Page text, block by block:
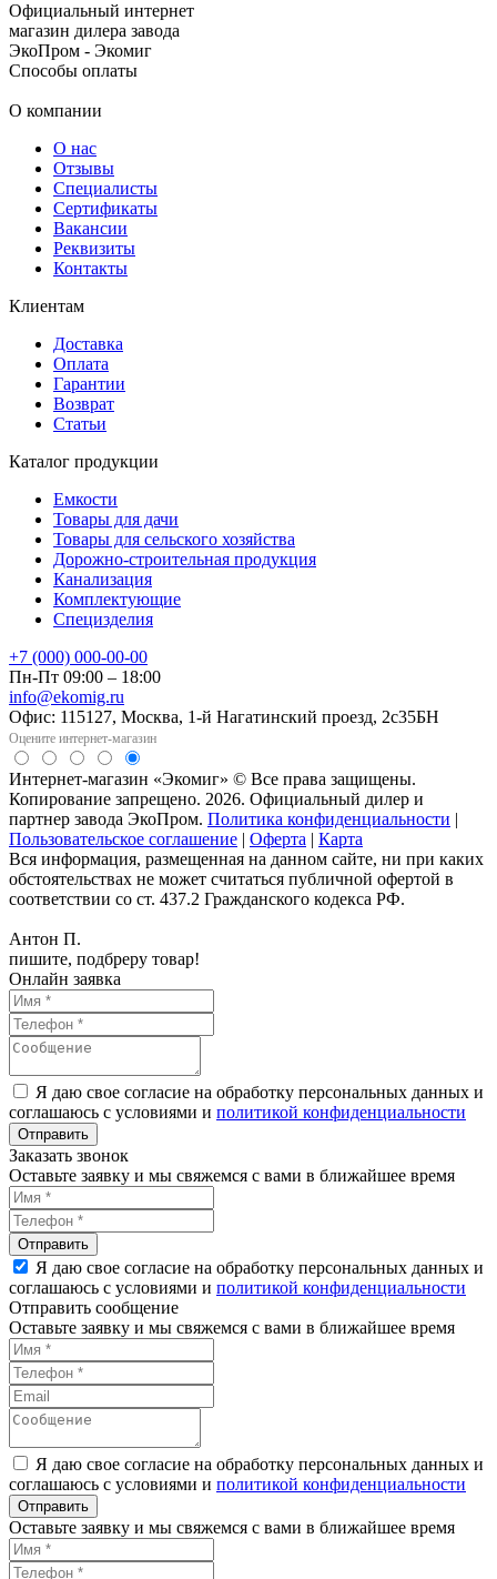
Официальный интернет
магазин дилера завода
ЭкоПром - Экомиг
Способы оплаты
О компании
О нас
Отзывы
Специалисты
Сертификаты
Вакансии
Реквизиты
Контакты
Клиентам
Доставка
Оплата
Гарантии
Возврат
Статьи
Каталог продукции
Емкости
Товары для дачи
Товары для сельского хозяйства
Дорожно-строительная продукция
Канализация
Комплектующие
Специзделия
+7 (000) 000-00-00
Пн-Пт 09:00 – 18:00
info@ekomig.ru
Офис: 115127, Москва, 1-й Нагатинский проезд, 2с35БН
Оцените интернет-магазин
Интернет-магазин «Экомиг» © Все права защищены.
Копирование запрещено. 2026. Официальный дилер и
партнер завода ЭкоПром. Политика конфиденциальности |
Пользовательское соглашение | Оферта | Карта
Вся информация, размещенная на данном сайте, ни при каких
обстоятельствах не может считаться публичной офертой в
соответствии со ст. 437.2 Гражданского кодекса РФ.
Антон П.
пишите, подбреру товар!
Онлайн заявка
Я даю свое согласие на обработку персональных данных и
соглашаюсь с условиями и политикой конфиденциальности
Заказать звонок
Оставьте заявку и мы свяжемся с вами в ближайшее время
Я даю свое согласие на обработку персональных данных и
соглашаюсь с условиями и политикой конфиденциальности
Отправить сообщение
Оставьте заявку и мы свяжемся с вами в ближайшее время
Я даю свое согласие на обработку персональных данных и
соглашаюсь с условиями и политикой конфиденциальности
Оставьте заявку и мы свяжемся с вами в ближайшее время